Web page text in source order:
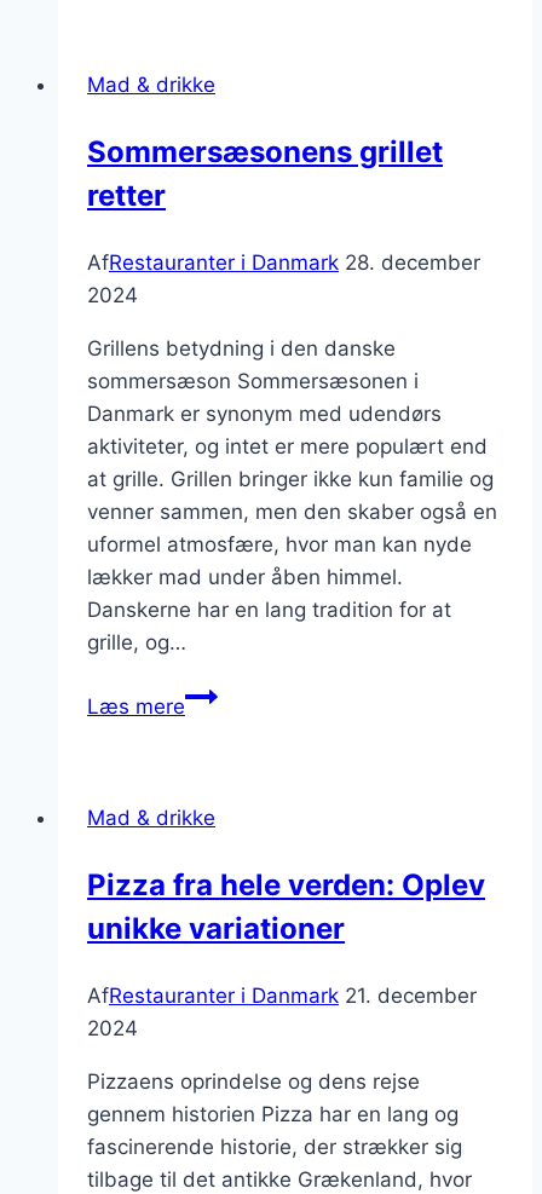
Perfekt
date
Mad & drikke
Sommersæsonens grillet
retter
AfRestauranter i Danmark 28. december
2024
Grillens betydning i den danske
sommersæson Sommersæsonen i
Danmark er synonym med udendørs
aktiviteter, og intet er mere populært end
at grille. Grillen bringer ikke kun familie og
venner sammen, men den skaber også en
uformel atmosfære, hvor man kan nyde
lækker mad under åben himmel.
Danskerne har en lang tradition for at
grille, og…
Læs mereSommersæsonens
Mad & drikke
Pizza fra hele verden: Oplev
unikke variationer
AfRestauranter i Danmark 21. december
2024
Pizzaens oprindelse og dens rejse
gennem historien Pizza har en lang og
fascinerende historie, der strækker sig
tilbage til det antikke Grækenland, hvor